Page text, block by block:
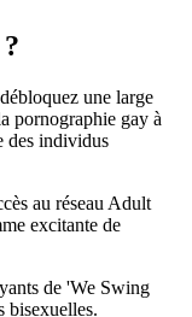
une large
pornographie gay à
des individus
au réseau Adult
excitante de
de 'We Swing
bisexuelles.